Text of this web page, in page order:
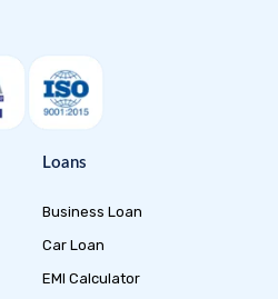
Loans
Business Loan
Car Loan
EMI Calculator